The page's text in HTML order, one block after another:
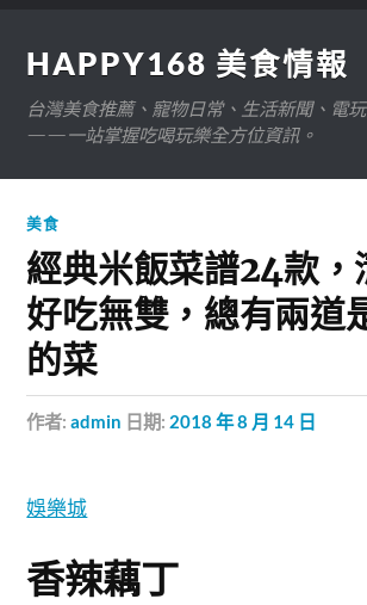
HAPPY168 美食情報
台灣美食推薦、寵物日常、生活新聞、電
——一站掌握吃喝玩樂全方位資訊。
美食
經典米飯菜譜24款，
好吃無雙，總有兩道
的菜
作者:admin 日期: 2018 年 8 月 14 日
娛樂城
香辣藕丁